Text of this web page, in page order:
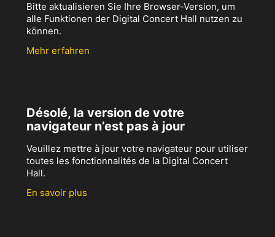
Bitte aktualisieren Sie Ihre Browser-Version, um
alle Funktionen der Digital Concert Hall nutzen zu
können.
Mehr erfahren
Désolé, la version de votre
navigateur n’est pas à jour
Veuillez mettre à jour votre navigateur pour utiliser
toutes les fonctionnalités de la Digital Concert
Hall.
En savoir plus